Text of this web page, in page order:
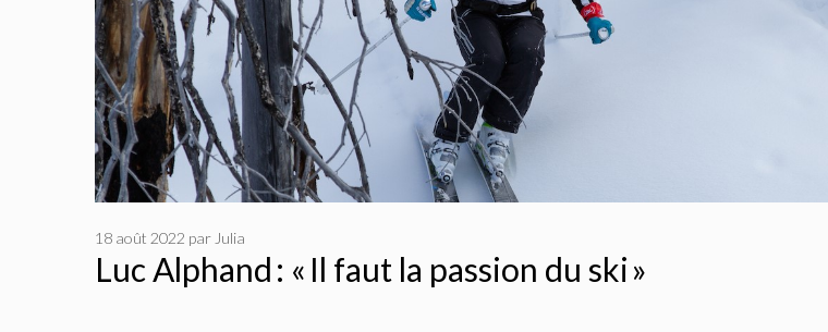
Luc Alphand : « Il faut la passion du ski »
18 août 2022 par Julia